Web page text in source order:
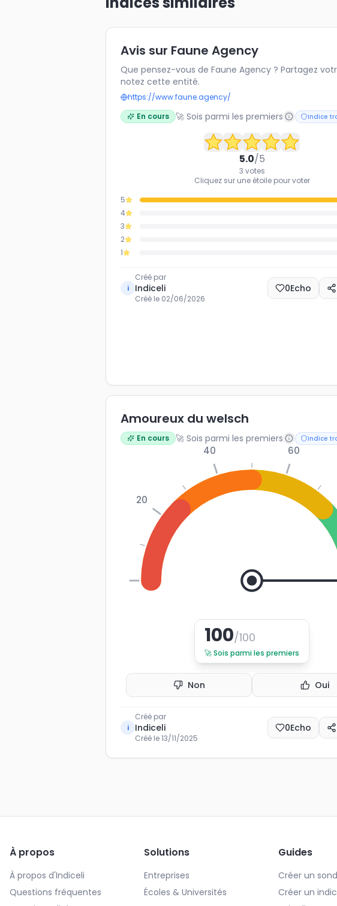
Avis sur Faune Agency
Que pensez-vous de Faune Agency ? Partagez
notez cette entité.
https://www.faune.agency/
En cours
🚀 Sois parmi les premiers Indice
5.0/5
3 votes
Cliquez sur une étoile pour voter
5
4
3
2
1
i
Créé par
Indiceli
Créé le 02/06/2026
0Echo
Amoureux du welsch
En cours 🚀 Sois parmi les premiers Indice
20
40 60
100/100
🚀Sois parmi les premiers
Non Oui
i
Créé par
Indiceli
Créé le13/11/2025
0Echo
À propos
À propos d'Indiceli
Questions fréquentes
Solutions
Entreprises
Écoles & Universités
Guides
Créer un
Créer un